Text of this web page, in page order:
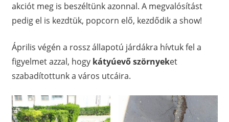
akciót meg is beszéltünk azonnal. A megvalósítást
pedig el is kezdtük, popcorn elő, kezdődik a show!
Április végén a rossz állapotú járdákra hívtuk fel a
figyelmet azzal, hogy kátyúevő szörnyeket
szabadítottunk a város utcáira.